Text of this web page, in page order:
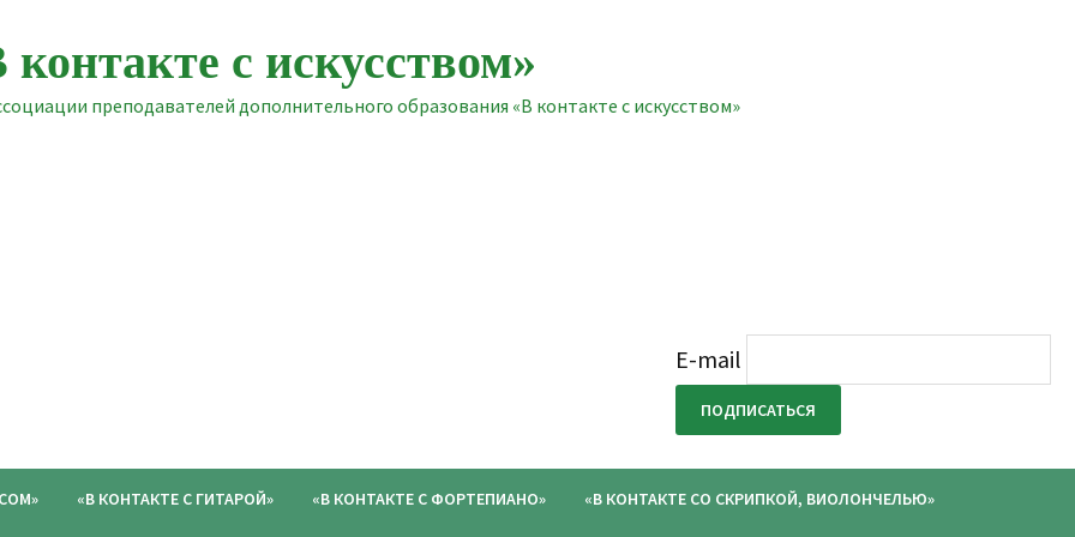
с искусством»
преподавателей дополнительного образования «В контакте с искусством»
E-mail
«В КОНТАКТЕ С ГИТАРОЙ» «В КОНТАКТЕ С ФОРТЕПИАНО» «В КОНТАКТЕ СО СКРИПКОЙ, ВИОЛОНЧЕЛЬЮ»